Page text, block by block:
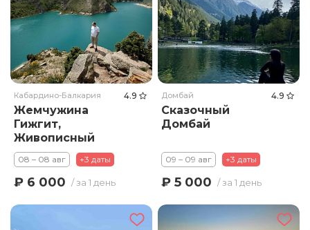
Кабардино-Балкария 4.9
Жемчужина
Гижгит,
Живописный
Актопарк и полет
на Параплане
08 – 08 авг +3 даты
₽ 6 000 / за 1 день
Домбай 4.9
Сказочный
Домбай
09 – 09 авг +3 даты
₽ 5 000 / за 1 день